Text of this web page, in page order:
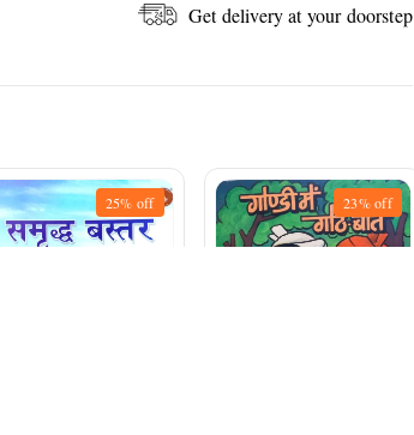
Get delivery at your doorstep
25% off 23%off